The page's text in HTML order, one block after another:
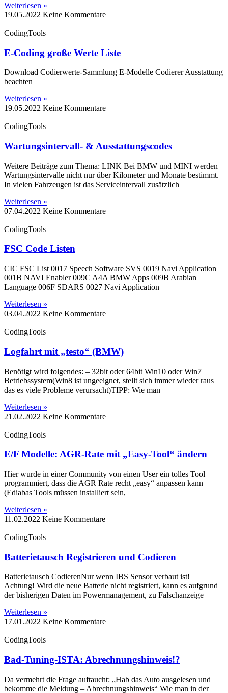
Weiterlesen »
19.05.2022 Keine Kommentare
CodingTools
E-Coding große Werte Liste
Download Codierwerte-Sammlung E-Modelle Codierer Ausstattung
beachten
Weiterlesen »
19.05.2022 Keine Kommentare
CodingTools
Wartungsintervall- & Ausstattungscodes
Weitere Beiträge zum Thema: LINK Bei BMW und MINI werden
Wartungsintervalle nicht nur über Kilometer und Monate bestimmt.
In vielen Fahrzeugen ist das Serviceintervall zusätzlich
Weiterlesen »
07.04.2022 Keine Kommentare
CodingTools
FSC Code Listen
CIC FSC List 0017 Speech Software SVS 0019 Navi Application
001B NAVI Enabler 009C A4A BMW Apps 009B Arabian
Language 006F SDARS 0027 Navi Application
Weiterlesen »
03.04.2022 Keine Kommentare
CodingTools
Logfahrt mit „testo“ (BMW)
Benötigt wird folgendes: – 32bit oder 64bit Win10 oder Win7
Betriebssystem(Win8 ist ungeeignet, stellt sich immer wieder raus
das es viele Probleme verursacht)TIPP: Wie man
Weiterlesen »
21.02.2022 Keine Kommentare
CodingTools
E/F Modelle: AGR-Rate mit „Easy-Tool“ ändern
Hier wurde in einer Community von einen User ein tolles Tool
programmiert, dass die AGR Rate recht „easy“ anpassen kann
(Ediabas Tools müssen installiert sein,
Weiterlesen »
11.02.2022 Keine Kommentare
CodingTools
Batterietausch Registrieren und Codieren
Batterietausch CodierenNur wenn IBS Sensor verbaut ist!
Achtung! Wird die neue Batterie nicht registriert, kann es aufgrund
der bisherigen Daten im Powermanagement, zu Falschanzeige
Weiterlesen »
17.01.2022 Keine Kommentare
CodingTools
Bad-Tuning-ISTA: Abrechnungshinweis!?
Da vermehrt die Frage auftaucht: „Hab das Auto ausgelesen und
bekomme die Meldung – Abrechnungshinweis“ Wie man in der